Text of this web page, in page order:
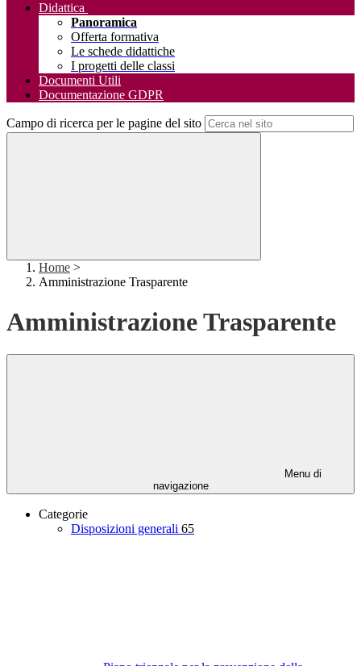
Didattica
Panoramica
Offerta formativa
Le schede didattiche
I progetti delle classi
Documenti Utili
Documentazione GDPR
Campo di ricerca per le pagine del sito
Home >
Amministrazione Trasparente
Amministrazione Trasparente
Menu di
navigazione
Categorie
Disposizioni generali 65